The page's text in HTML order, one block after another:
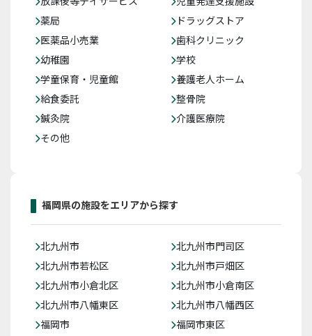
薬局
ドラッグストア
医薬品小売業
歯科クリニック
幼稚園
学校
学童保育・児童館
養護老人ホーム
給食委託
整骨院
鍼灸院
介護医療院
その他
福岡県の施設をエリアから探す
北九州市
北九州市門司区
北九州市若松区
北九州市戸畑区
北九州市小倉北区
北九州市小倉南区
北九州市八幡東区
北九州市八幡西区
福岡市
福岡市東区